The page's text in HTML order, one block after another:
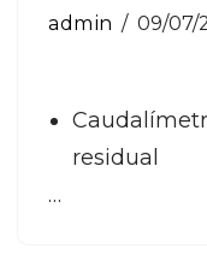
admin
09/07/
residual
…